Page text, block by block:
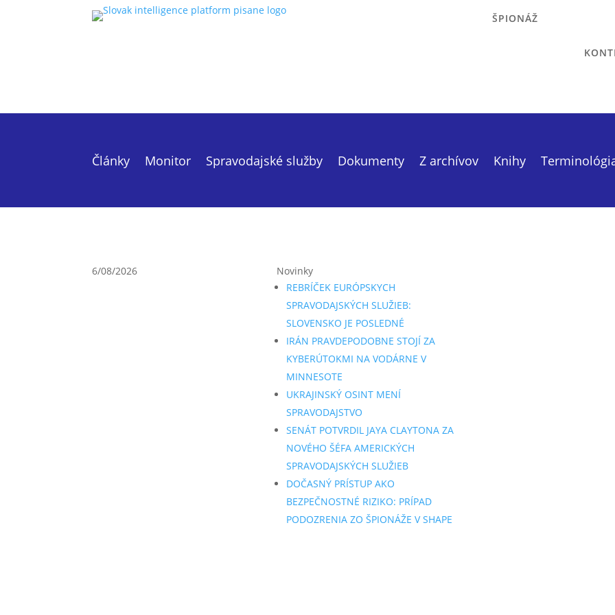
ŠPIONÁŽ
Články Monitor Spravodajské služby Dokumenty Z archívov Knihy
6/08/2026
Novinky
REBRÍČEK EURÓPSKYCH
SPRAVODAJSKÝCH SLUŽIEB:
SLOVENSKO JE POSLEDNÉ
IRÁN PRAVDEPODOBNE STOJÍ ZA
KYBERÚTOKMI NA VODÁRNE V
MINNESOTE
UKRAJINSKÝ OSINT MENÍ
SPRAVODAJSTVO
SENÁT POTVRDIL JAYA CLAYTONA ZA
NOVÉHO ŠÉFA AMERICKÝCH
SPRAVODAJSKÝCH SLUŽIEB
DOČASNÝ PRÍSTUP AKO
BEZPEČNOSTNÉ RIZIKO: PRÍPAD
PODOZRENIA ZO ŠPIONÁŽE V SHAPE